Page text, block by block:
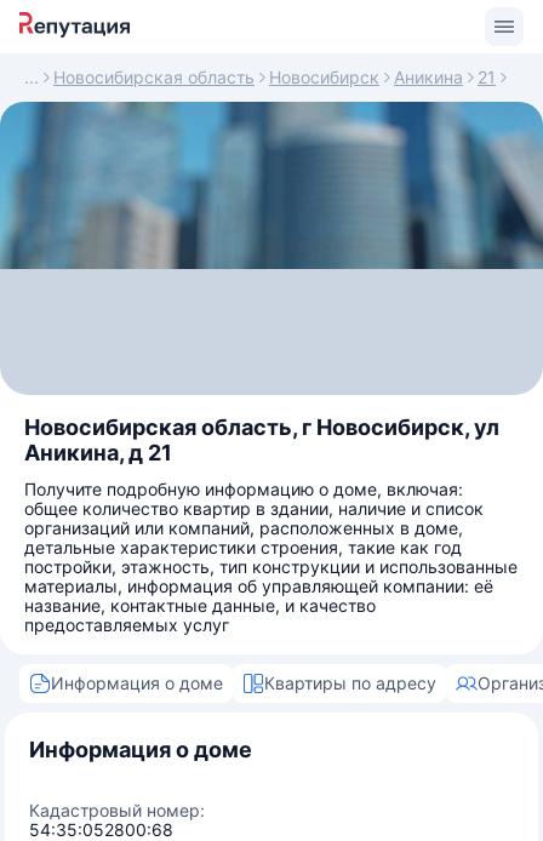
Новосибирская область Новосибирск Аникина 21
Новосибирская область, г Новосибирск, ул
Аникина, д 21
Получите подробную информацию о доме, включая:
общее количество квартир в здании, наличие и список
организаций или компаний, расположенных в доме,
детальные характеристики строения, такие как год
постройки, этажность, тип конструкции и использованные
материалы, информация об управляющей компании: её
название, контактные данные, и качество
предоставляемых услуг
Информация о доме Квартиры по адресу
Информация о доме
Кадастровый номер:
54:35:052800:68